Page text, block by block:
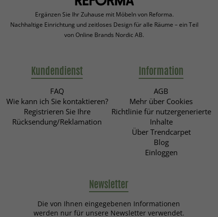
Ergänzen Sie Ihr Zuhause mit Möbeln von Reforma.
Nachhaltige Einrichtung und zeitloses Design für alle Räume – ein Teil
von Online Brands Nordic AB.
Kundendienst
FAQ
Wie kann ich Sie kontaktieren?
Registrieren Sie Ihre
Rücksendung/Reklamation
Information
AGB
Mehr über Cookies
Richtlinie für nutzergenerierte
Inhalte
Über Trendcarpet
Blog
Einloggen
Newsletter
Die von Ihnen eingegebenen Informationen
werden nur für unsere Newsletter verwendet.